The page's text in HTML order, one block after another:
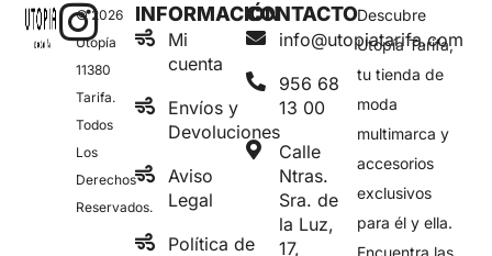
© 2026
Utopía
11380
Tarifa.
Todos
Los
Derechos
Reservados.
Descubre
Utopía Tarifa,
tu tienda de
moda
multimarca y
accesorios
exclusivos
para él y ella.
Encuentra las
CONTACTO
info@utopiatarifa.com
956 68
13 00
Calle
Ntras.
Sra. de
la Luz,
17,
INFORMACIÓN
Mi
cuenta
Envíos y
Devoluciones
Aviso
Legal
Política de